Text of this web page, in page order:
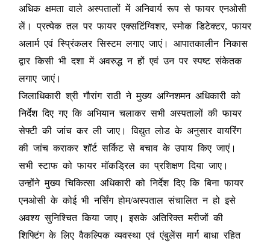
अधिक क्षमता वाले अस्पतालों में अनिवार्य रूप से फायर एनओसी
लें। प्रत्येक तल पर फायर एक्सटिंग्विशर, स्मोक डिटेक्टर, फायर
अलार्म एवं स्प्रिंकलर सिस्टम लगाए जाएं। आपातकालीन निकास
द्वार किसी भी दशा में अवरुद्ध न हों एवं उन पर स्पष्ट संकेतक
लगाए जाएं।
जिलाधिकारी श्री गौरांग राठी ने मुख्य अग्निशमन अधिकारी को
निर्देश दिए गए कि अभियान चलाकर सभी अस्पतालों की फायर
सेफ्टी की जांच कर ली जाए। विद्युत लोड के अनुसार वायरिंग
की जांच कराकर शॉर्ट सर्किट से बचाव के उपाय किए जाएं।
सभी स्टाफ को फायर मॉकड्रिल का प्रशिक्षण दिया जाए।
उन्होंने मुख्य चिकित्सा अधिकारी को निर्देश दिए कि बिना फायर
एनओसी के कोई भी नर्सिंग होम/अस्पताल संचालित न हो इसे
अवश्य सुनिश्चित किया जाए। इसके अतिरिक्त मरीजों की
शिफ्टिंग के लिए वैकल्पिक व्यवस्था एवं एंबुलेंस मार्ग बाधा रहित